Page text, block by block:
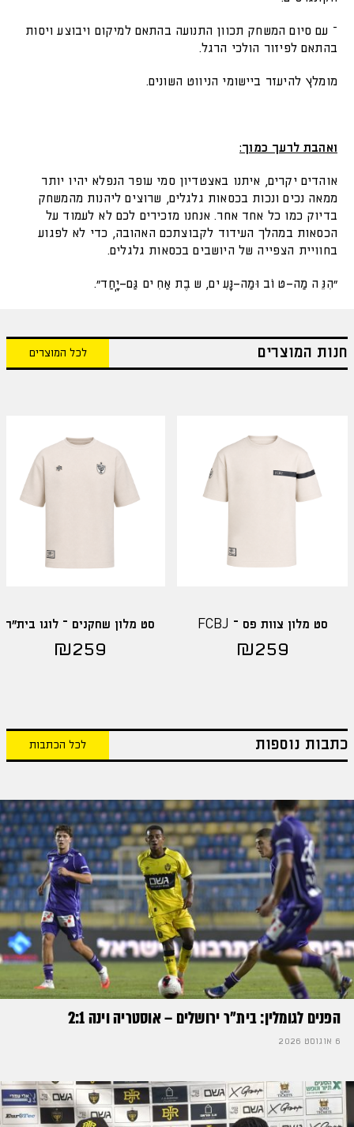
– עם סיום המשחק תכוון התנועה בהתאם למיקום ויבוצע ויסות
בהתאם לפיזור הולכי הרגל.
מומלץ להיעזר ביישומי הניווט השונים.
ואהבת לרעך כמוך:
אוהדים יקרים, איתנו באצטדיון סמי עופר הנפלא יהיו יותר
ממאה נכים ונכות בכסאות גלגלים, שרוצים ליהנות מהמשחק
בדיוק כמו כל אחד אחר. אנחנו מזכירים לכם לא לעמוד על
הכסאות במהלך העידוד לקבוצתכם האהובה, כדי לא לפגוע
בחוויית הצפייה של היושבים בכסאות גלגלים.
"הִנֵּ֣ה מַה־טּ֭וֹב וּמַה־נָּעִ֑ים, ש֖בֶת אַחִ֣ים גַּם־יָֽחַד".
חנות המוצרים לכל המוצרים
סט מלון צוות פס – FCBJ
₪259
סט מלון שחקנים – לוגו בית"ר
₪259
כתבות נוספות לכל הכתבות
הפנים לגומלין: בית״ר ירושלים – אוסטריה וינה 2:1
6 אוגוסט 2026